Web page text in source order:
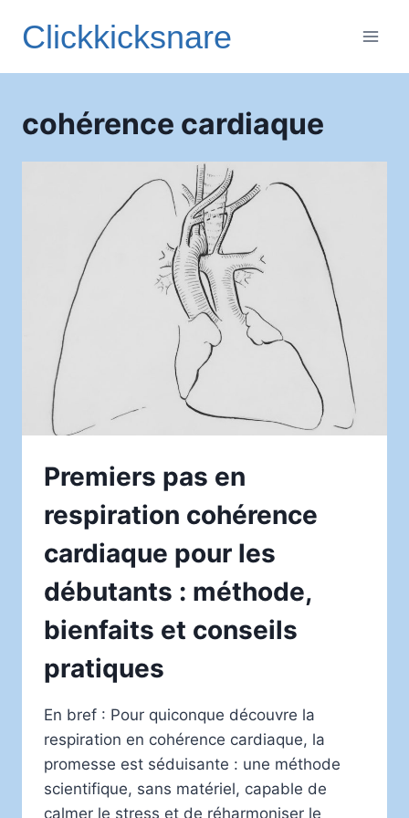
Clickkicksnare
cohérence cardiaque
Premiers pas en
respiration cohérence
cardiaque pour les
débutants : méthode,
bienfaits et conseils
pratiques
En bref : Pour quiconque découvre la
respiration en cohérence cardiaque, la
promesse est séduisante : une méthode
scientifique, sans matériel, capable de
calmer le stress et de réharmoniser le